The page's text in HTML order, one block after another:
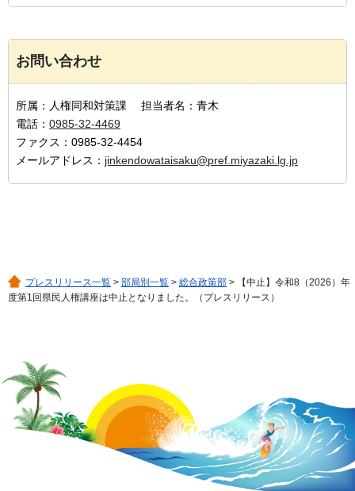
お問い合わせ
所属：人権同和対策課 担当者名：青木
電話： 0985-32-4469
ファクス：0985-32-4454
メールアドレス： jinkendowataisaku@pref.miyazaki.lg.jp
プレスリリース一覧 > 部局別一覧 > 総合政策部 > 【中止】令和8（2026）年
度第1回県民人権講座は中止となりました。（プレスリリース）